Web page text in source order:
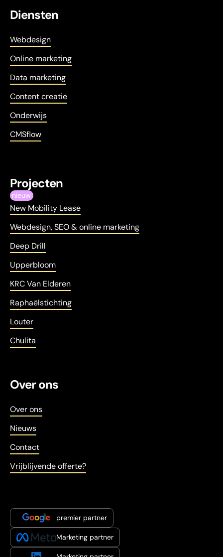
Diensten
Webdesign
Online marketing
Data marketing
Content creatie
Onderwijs
CMSflow
Projecten
nieuw
New Mobility Lease
Webdesign, SEO & online marketing
Deep Drill
Upperbloom
KRC Van Elderen
Raphaëlstichting
Louter
Chulita
Over ons
Over ons
Nieuws
Contact
Vrijblijvende offerte?
premier partner
Marketing partner